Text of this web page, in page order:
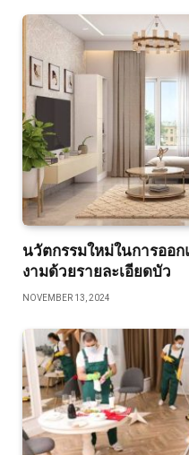
นวัตกรรมใหม่ในการออ
งามด้วยรายละเอียดบัว
NOVEMBER 13, 2024